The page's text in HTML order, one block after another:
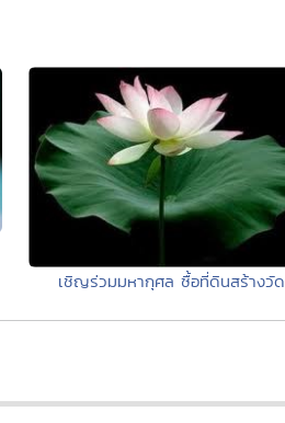
เชิญร่วมมหากุศล ซื้อที่ดินสร้างวัด